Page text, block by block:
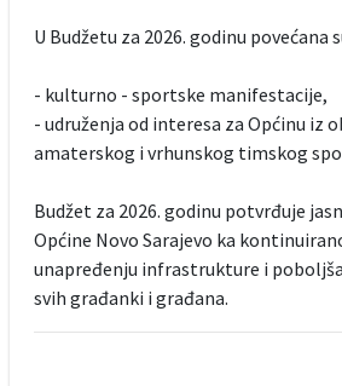
U Budžetu za 2026. godinu povećana
- kulturno - sportske manifestacije,
- udruženja od interesa za Općinu iz
amaterskog i vrhunskog timskog
Budžet za 2026. godinu potvrđuje
Općine Novo Sarajevo ka
unapređenju infrastrukture i
svih građanki i građana.